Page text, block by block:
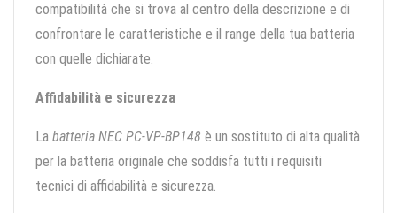
compatibilità che si trova al centro della descrizione e di
confrontare le caratteristiche e il range della tua batteria
con quelle dichiarate.
Affidabilità e sicurezza
La batteria NEC PC-VP-BP148 è un sostituto di alta qualità
per la batteria originale che soddisfa tutti i requisiti
tecnici di affidabilità e sicurezza.